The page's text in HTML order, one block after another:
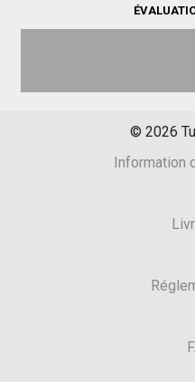
© 2026
Information